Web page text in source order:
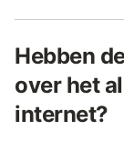
Hebben
over het
internet?